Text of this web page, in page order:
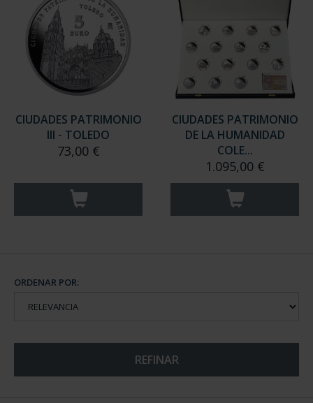
CIUDADES PATRIMONIO
III - TOLEDO
73,00 €
CIUDADES PATRIMONIO
DE LA HUMANIDAD
COLE...
1.095,00 €
ORDENAR POR:
REFINAR